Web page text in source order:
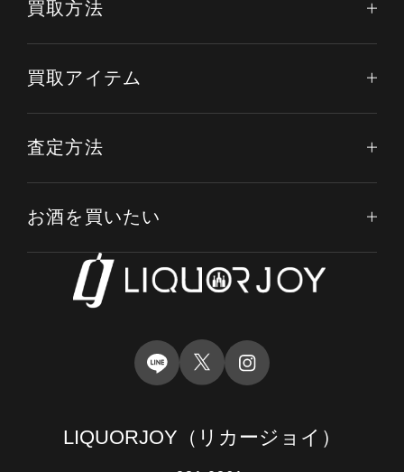
LIQUORJOY （リカージョイ）
買取方法
買取アイテム
査定方法
お酒を買いたい